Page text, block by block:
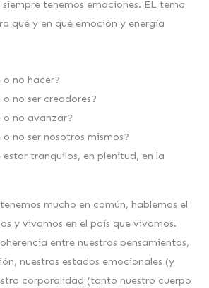
tenemos emociones. EL tema
qué y en qué emoción y energía
o no hacer?
no ser creadores?
o no avanzar?
no ser nosotros mismos?
estar tranquilos, en plenitud, en la
mucho en común, hablemos el
y vivamos en el país que vivamos.
entre nuestros pensamientos,
nuestros estados emocionales (y
corporalidad (tanto nuestro cuerpo